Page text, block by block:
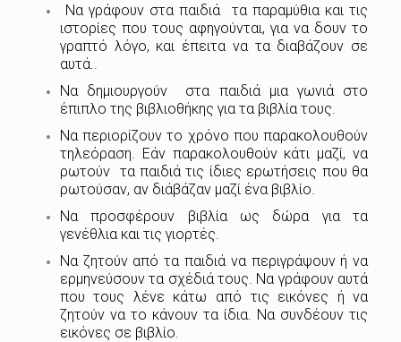
Να γράφουν στα παιδιά τα παραμύθια και τις
ιστορίες που τους αφηγούνται, για να δουν το
γραπτό λόγο, και έπειτα να τα διαβάζουν σε
αυτά..
Να δημιουργούν στα παιδιά μια γωνιά στο
έπιπλο της βιβλιοθήκης για τα βιβλία τους.
Να περιορίζουν το χρόνο που παρακολουθούν
τηλεόραση. Εάν παρακολουθούν κάτι μαζί, να
ρωτούν τα παιδιά τις ίδιες ερωτήσεις που θα
ρωτούσαν, αν διάβάζαν μαζί ένα βιβλίο.
Να προσφέρουν βιβλία ως δώρα για τα
γενέθλια και τις γιορτές.
Να ζητούν από τα παιδιά να περιγράψουν ή να
ερμηνεύσουν τα σχέδιά τους. Να γράφουν αυτά
που τους λένε κάτω από τις εικόνες ή να
ζητούν να το κάνουν τα ίδια. Να συνδέουν τις
εικόνες σε βιβλίο.